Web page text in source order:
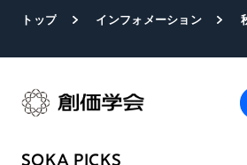
トップ インフォメーション
SOKA PICKS